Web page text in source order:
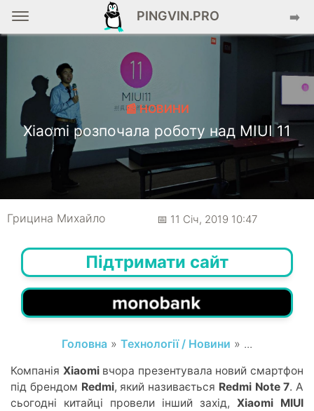
PINGVIN.PRO ➡️
📰 НОВИНИ
Xiaomi розпочала роботу над MIUI 11
Грицина Михайло 📅 11 Січ, 2019 10:47
Підтримати сайт
Головна » Технології / Новини » ...
Компанія Xiaomiвчора презентувала новий смартфон
під брендом Redmi, який називається Redmi Note 7. А
сьогодні китайці провели інший захід, Xiaomi MIUI